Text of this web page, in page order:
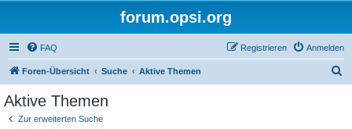
forum.opsi.org
FAQ Anmelden
Registrieren
Foren-Übersicht Suche Aktive Themen
Aktive Themen
Zur erweiterten Suche